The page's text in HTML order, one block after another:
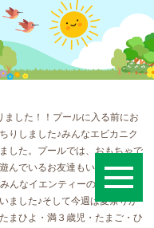
した！！プールに入る前にお
りしました♪みんなエビカニク
した。プールでは、おもちゃで
んでいるお友達もいました！！
んなイエンティーの真似をし
ました♪そして今週は夏祭りが
まひよ・満３歳児・たまご・ひ